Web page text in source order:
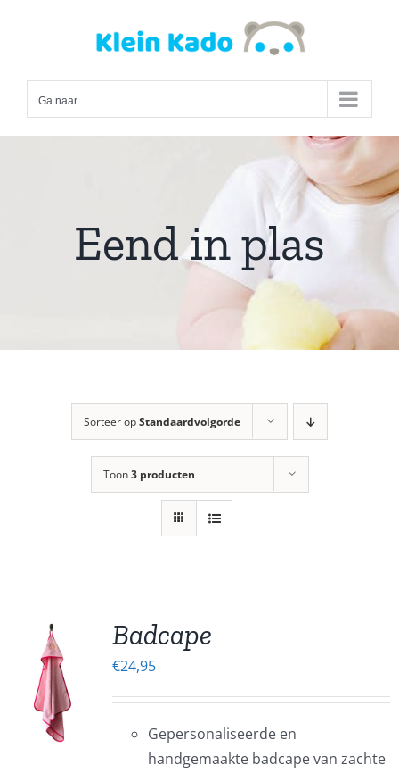
Ga naar...
Eend in plas
Sorteer opStandaardvolgorde
Toon3 producten
Badcape
€24,95
Gepersonaliseerde en
handgemaakte badcape van zachte